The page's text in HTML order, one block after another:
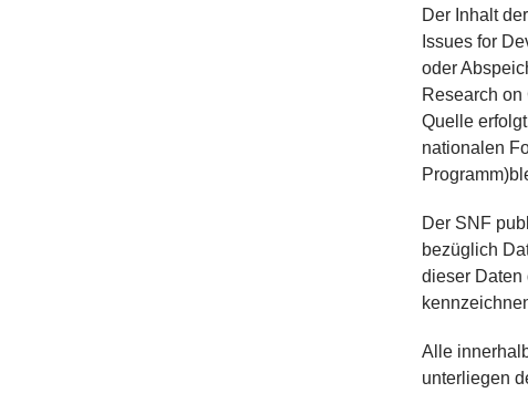
Der Inhalt
Issues for
oder
Research
Quelle
nationalen
Der SNF
bezüglich
dieser Daten
Alle
unterliegen